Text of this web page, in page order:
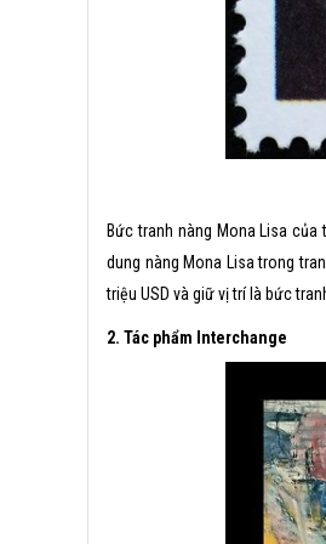
Bức tranh nàng Mona Lisa
dung nàng Mona Lisa trong
triệu USD và giữ vị trí là bức
2. Tác phẩm Interchange